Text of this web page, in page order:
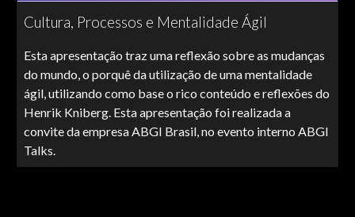
Cultura, Processos e Mentalidade Ágil
Esta apresentação traz uma reflexão sobre as mudanças
do mundo, o porquê da utilização de uma mentalidade
ágil, utilizando como base o rico conteúdo e reflexões do
Henrik Kniberg. Esta apresentação foi realizada a
convite da empresa ABGI Brasil, no evento interno ABGI
Talks.